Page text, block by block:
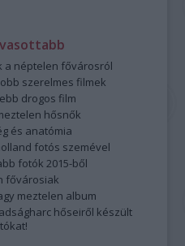
a néptelen fővárosról
szerelmes filmek
drogos film
hősnők
és anatómia
fotós szemével
fotók 2015-ből
fővárosiak
meztelen album
hőseiről készült